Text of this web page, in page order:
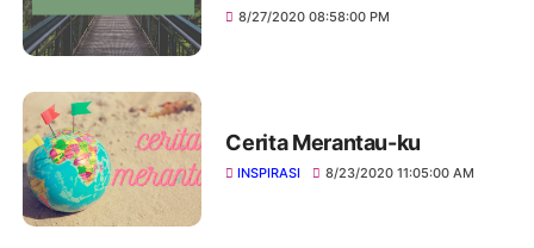
8/27/2020 08:58:00 PM
Cerita Merantau-ku
INSPIRASI 8/23/2020 11:05:00 AM